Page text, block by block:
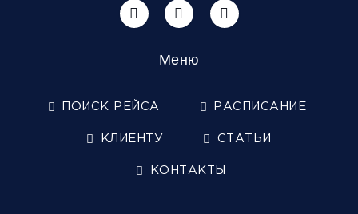
Меню
ПОИСК РЕЙСА РАСПИСАНИЕ
КЛИЕНТУ СТАТЬИ
КОНТАКТЫ